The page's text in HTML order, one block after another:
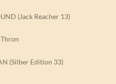
(Jack Reacher 13)
(Silber Edition 33)